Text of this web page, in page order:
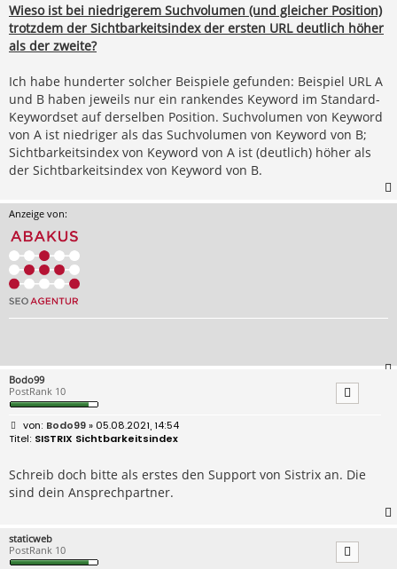
Wieso ist bei niedrigerem Suchvolumen (und gleicher Position)
trotzdem der Sichtbarkeitsindex der ersten URL deutlich höher
als der zweite?
Ich habe hunderter solcher Beispiele gefunden: Beispiel URL A
und B haben jeweils nur ein rankendes Keyword im Standard-
Keywordset auf derselben Position. Suchvolumen von Keyword
von A ist niedriger als das Suchvolumen von Keyword von B;
Sichtbarkeitsindex von Keyword von A ist (deutlich) höher als
der Sichtbarkeitsindex von Keyword von B.
Anzeige von:
Bodo99
PostRank 10
B
e
r
a
g
Bodo99» 05.08.2021, 14:54
SISTRIX Sichtbarkeitsindex
Schreib doch bitte als erstes den Support von Sistrix an. Die
sind dein Ansprechpartner.
staticweb
PostRank 10